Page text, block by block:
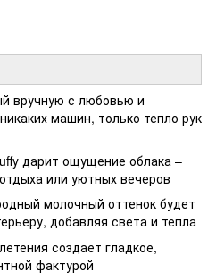
вручную с любовью и
машин, только тепло рук
дарит ощущение облака –
или уютных вечеров
молочный оттенок будет
добавляя света и тепла
создает гладкое,
фактурой